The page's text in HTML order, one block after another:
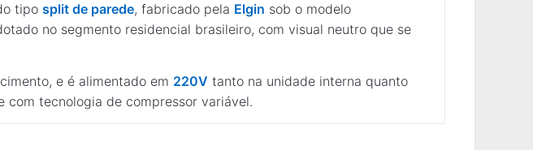
tipo split de parede, fabricado pela Elgin sob o modelo
no segmento residencial brasileiro, com visual neutro que se
e é alimentado em 220V tanto na unidade interna quanto
com tecnologia de compressor variável.